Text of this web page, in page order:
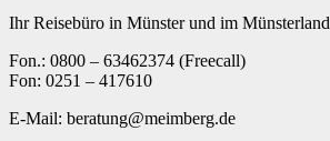
Ihr Reisebüro in Münster und im Münsterland
Fon.: 0800 – 63462374 (Freecall)
Fon: 0251 – 417610
E-Mail: beratung@meimberg.de